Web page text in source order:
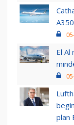
El
plan